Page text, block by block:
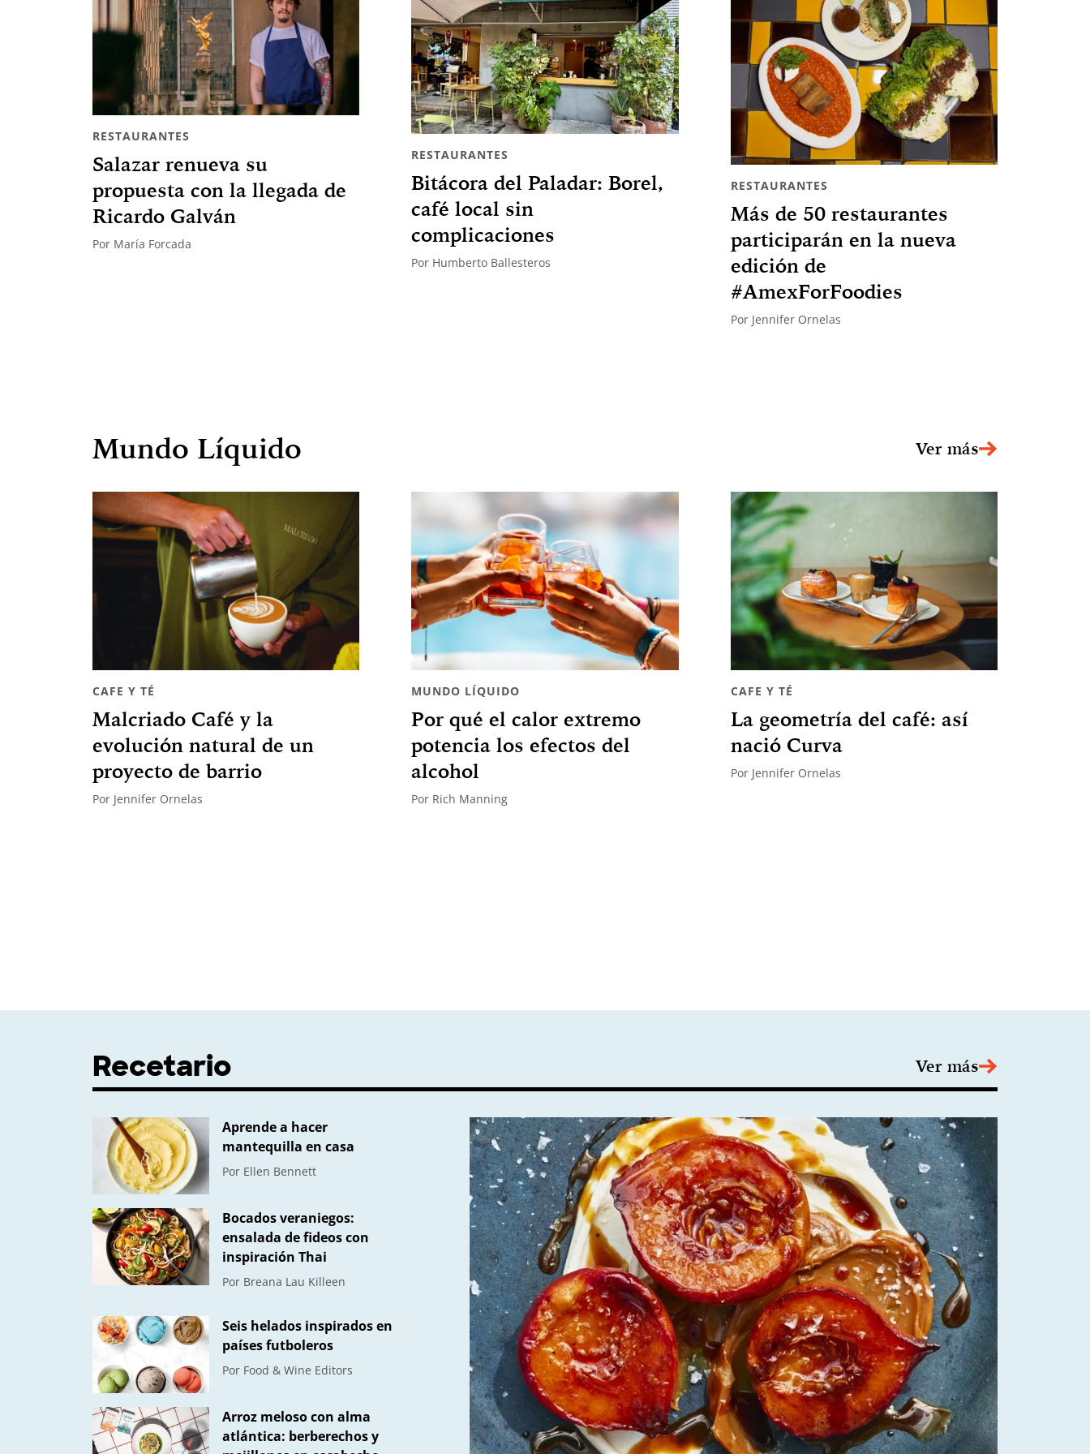
RESTAURANTES
Salazar renueva su
propuesta con la llegada de
Ricardo Galván
Por María Forcada
RESTAURANTES
Bitácora del Paladar: Borel,
café local sin
complicaciones
Por Humberto Ballesteros
RESTAURANTES
Más de 50 restaurantes
participarán en la nueva
edición de
#AmexForFoodies
Por Jennifer Ornelas
Mundo Líquido
CAFE Y TÉ
Malcriado Café y la
evolución natural de un
proyecto de barrio
Por Jennifer Ornelas
MUNDO LÍQUIDO
Por qué el calor extremo
potencia los efectos del
alcohol
Por Rich Manning
CAFE Y TÉ
La geometría del café: así
nació Curva
Por Jennifer Ornelas
Recetario
Aprende a hacer
mantequilla en casa
Por Ellen Bennett
Bocados veraniegos:
ensalada de fideos con
inspiración Thai
Por Breana Lau Killeen
Seis helados inspirados en
países futboleros
Por Food & Wine Editors
Arroz meloso con alma
atlántica: berberechos y